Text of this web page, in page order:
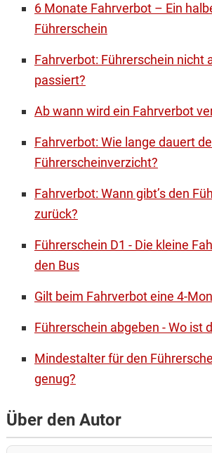
6 Monate Fahrverbot – Ein
Führerschein
Fahrverbot: Führerschein nicht
passiert?
Ab wann wird ein Fahrverbot
Fahrverbot: Wie lange dauert
Führerscheinverzicht?
Fahrverbot: Wann gibt’s den
zurück?
Führerschein D1 - Die kleine
den Bus
Gilt beim Fahrverbot eine 4-
Führerschein abgeben - Wo ist
Mindestalter für den
genug?
Über den Autor